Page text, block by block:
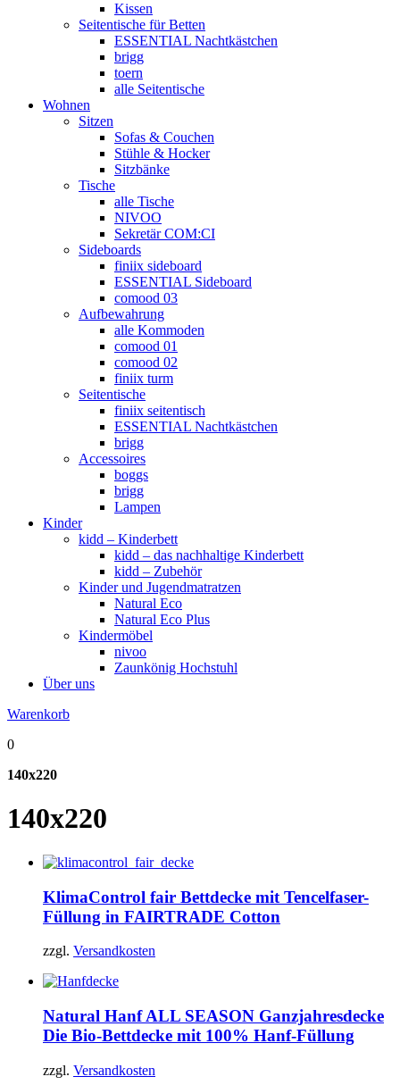
Kissen
Seitentische für Betten
ESSENTIAL Nachtkästchen
brigg
toern
alle Seitentische
Wohnen
Sitzen
Sofas & Couchen
Stühle & Hocker
Sitzbänke
Tische
alle Tische
NIVOO
Sekretär COM:CI
Sideboards
finiix sideboard
ESSENTIAL Sideboard
comood 03
Aufbewahrung
alle Kommoden
comood 01
comood 02
finiix turm
Seitentische
finiix seitentisch
ESSENTIAL Nachtkästchen
brigg
Accessoires
boggs
brigg
Lampen
Kinder
kidd – Kinderbett
kidd – das nachhaltige Kinderbett
kidd – Zubehör
Kinder und Jugendmatratzen
Natural Eco
Natural Eco Plus
Kindermöbel
nivoo
Zaunkönig Hochstuhl
Über uns
Warenkorb
0
140x220
140x220
KlimaControl fair Bettdecke mit Tencelfaser-
Füllung in FAIRTRADE Cotton
zzgl. Versandkosten
Natural Hanf ALL SEASON Ganzjahresdecke
Die Bio-Bettdecke mit 100% Hanf-Füllung
zzgl. Versandkosten